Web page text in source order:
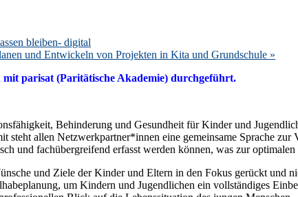
bleiben- digital
und Entwickeln von Projekten in Kita und Grundschule »
parisat (Paritätische Akademie) durchgeführt.
Behinderung und Gesundheit für Kinder und
steht allen Netzwerkpartner*innen eine gemeinsame Sprache
und fachübergreifend erfasst werden können, was zur
und Ziele der Kinder und Eltern in den Fokus gerückt und
um Kindern und Jugendlichen ein vollständiges